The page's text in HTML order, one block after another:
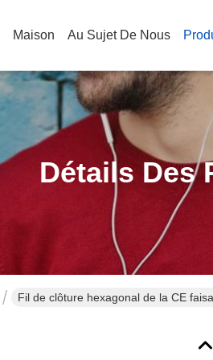
Maison Au Sujet De Nous
Détails Des
Fil de clôture hexagonal de la CE